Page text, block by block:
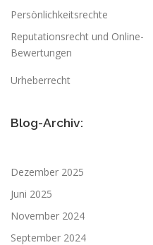
Persönlichkeitsrechte
Reputationsrecht und Online-
Bewertungen
Urheberrecht
Blog-Archiv:
Dezember 2025
Juni 2025
November 2024
September 2024